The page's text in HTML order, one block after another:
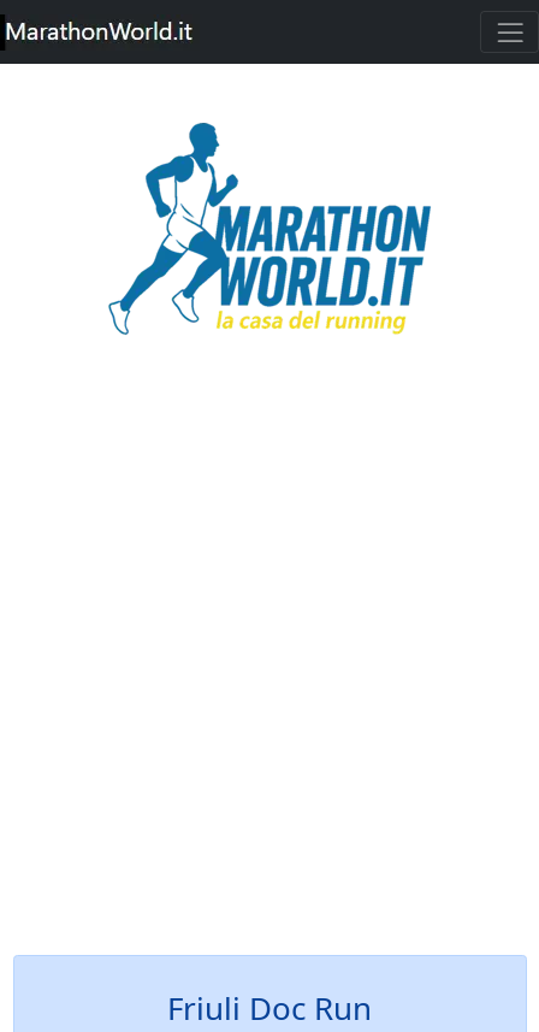
Friuli Doc Run